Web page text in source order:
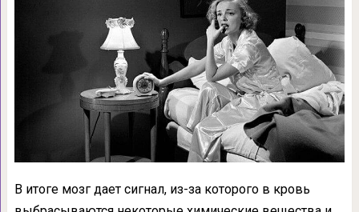
В итоге мозг дает сигнал, из-за которого в кровь